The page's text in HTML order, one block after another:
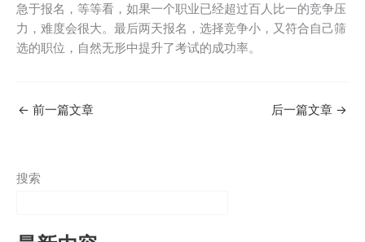
急于报名，等等看，如果一个职业已经超过百人比一的竞争压
力，难度会很大。最后两天报名，选择竞争小，又符合自己筛
选的职位，自然无形中提升了考试的成功率。
← 前一篇文章 后一篇文章 →
搜索